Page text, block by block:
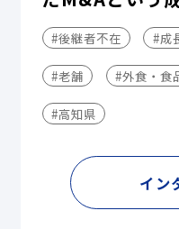
#後継者不在 #成
#老舗 #外食・食
#高知県
イン